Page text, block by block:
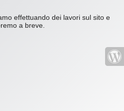
effettuando dei lavori sul sito e
a breve.